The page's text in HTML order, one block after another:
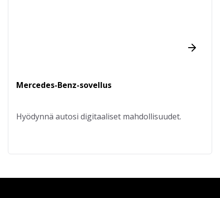
Mercedes-Benz-sovellus
Hyödynnä autosi digitaaliset mahdollisuudet.